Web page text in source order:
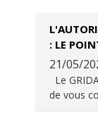
: LE
21/05/
Le
de vous